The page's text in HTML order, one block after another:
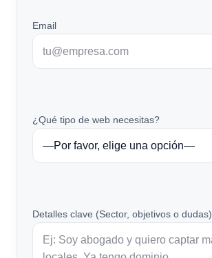
Email
¿Qué tipo de web necesitas?
Detalles clave (Sector, objetivos o dudas)